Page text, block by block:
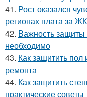
41. Рост оказался
регионах плата за
42. Важность защиты
необходимо
43. Как защитить
ремонта
44. Как защитить
практические советы